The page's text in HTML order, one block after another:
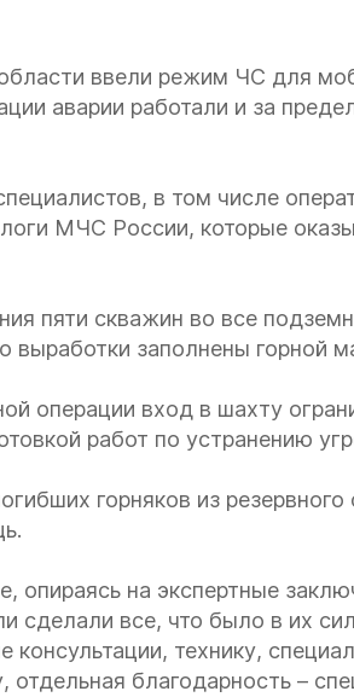
ввели режим ЧС для
аварии работали и за
в том числе
МЧС России, которые
пяти скважин во все
выработки заполнены горной
операции вход в шахту
работ по устранению
горняков из
опираясь на экспертные
сделали все, что было в их
технику,
благодарность –